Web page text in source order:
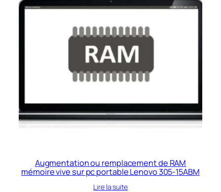
Augmentation ou remplacement de RAM
mémoire vive sur pc portable Lenovo 305-15ABM
Lire la suite